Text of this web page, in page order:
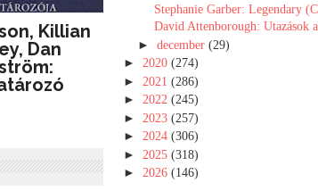
Killian
Dan
Stephanie Garber: Legendary
David Attenborough: Utazások
►december(29)
► 2020 (274)
► 2021 (286)
► 2022 (245)
► 2023 (257)
► 2024 (306)
► 2025 (318)
► 2026 (146)